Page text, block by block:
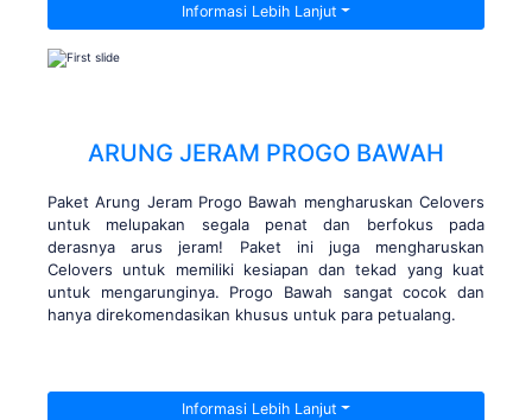
Informasi Lebih Lanjut
ARUNG JERAM PROGO BAWAH
Paket Arung Jeram Progo Bawah mengharuskan Celovers
untuk melupakan segala penat dan berfokus pada
derasnya arus jeram! Paket ini juga mengharuskan
Celovers untuk memiliki kesiapan dan tekad yang kuat
untuk mengarunginya. Progo Bawah sangat cocok dan
hanya direkomendasikan khusus untuk para petualang.
Informasi Lebih Lanjut